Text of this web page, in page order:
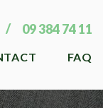
09 384 74 11
FAQ